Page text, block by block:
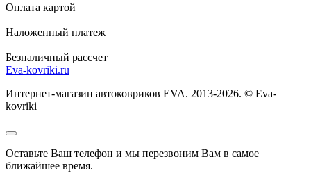
Оплата картой
Наложенный платеж
Безналичный рассчет
Eva-kovriki.ru
Интернет-магазин автоковриков EVA. 2013-2026. © Eva-
kovriki
Оставьте Ваш телефон и мы перезвоним Вам в самое
ближайшее время.